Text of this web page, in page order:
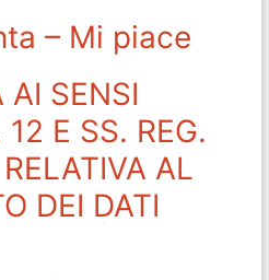
– Mi piace
AI SENSI
E SS. REG.
AL
DEI DATI